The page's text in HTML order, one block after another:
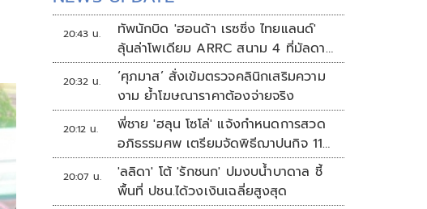
20:43 น.
ทัพนักบิด 'ฮอนด้า เรซซิ่ง ไทยแลนด์'
ลุ้นล่าโพเดียม ARRC สนาม 4 ที่มัลดาลิ
กา
20:32 น.
‘ศุภมาส’ สั่งเข้มตรวจคลินิกเสริมความ
งาม ย้ำโฆษณาราคาต้องจ่ายจริง
20:12 น.
พี่ชาย 'ฮลุน โซโล่' แจ้งกำหนดการสวด
อภิธรรมศพ เตรียมจัดพิธีฌาปนกิจ 11
ส.ค.
20:07 น.
'ลลิดา' โต้ 'รักชนก' ปมงบน้ำบาดาล ชี้
พื้นที่ ปชน.ได้วงเงินเฉลี่ยสูงสุด